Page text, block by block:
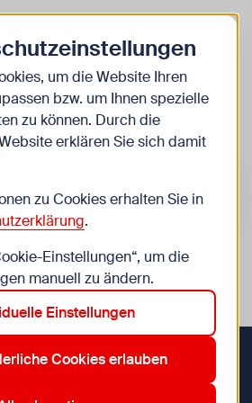
Zum
Wien im Bereich “Kinder”
14. Penzing
um die Website Ihren
bzw. um Ihnen spezielle
zu können. Durch die
erklären Sie sich damit
zu Cookies erhalten Sie in
.
Einstellungen“, um die
manuell zu ändern.
Einstellungen
Cookies erlauben